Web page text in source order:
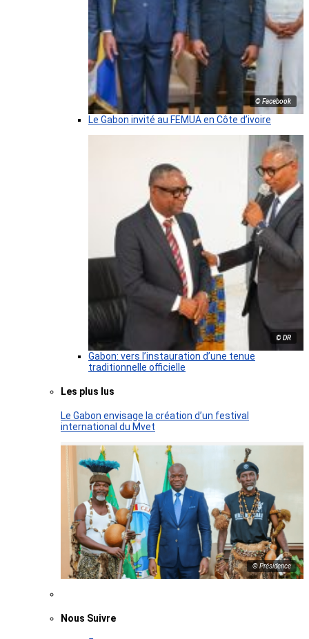
© Facebook
Le Gabon invité au FEMUA en Côte d’ivoire
© DR
Gabon: vers l’instauration d’une tenue
traditionnelle officielle
Les plus lus
Le Gabon envisage la création d’un festival
international du Mvet
© Présidence
Nous Suivre